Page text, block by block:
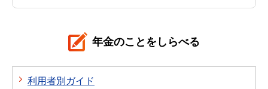
年金のことをしらべる
利用者別ガイド